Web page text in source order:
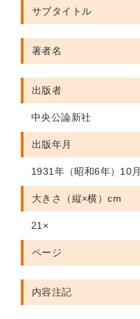
サブタイトル
著者名
出版者
中央公論新社
出版年月
1931年（昭和6年）10月
大きさ（縦×横）cm
21×
ページ
内容注記